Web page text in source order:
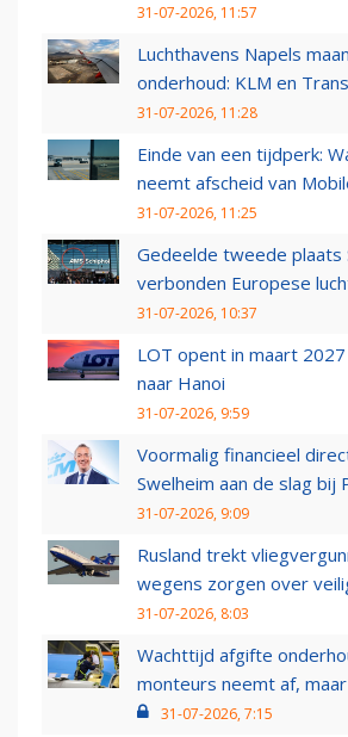
31-07-2026, 11:57
Luchthavens Napels
onderhoud: KLM en
31-07-2026, 11:28
Einde van een tijdperk:
neemt afscheid van
31-07-2026, 11:25
Gedeelde tweede plaats
verbonden Europese
31-07-2026, 10:37
LOT opent in maart
naar Hanoi
31-07-2026, 9:59
Voormalig financieel
Swelheim aan de slag bij
31-07-2026, 9:09
Rusland trekt
wegens zorgen over
31-07-2026, 8:03
Wachttijd afgifte
monteurs neemt af,
31-07-2026, 7:15